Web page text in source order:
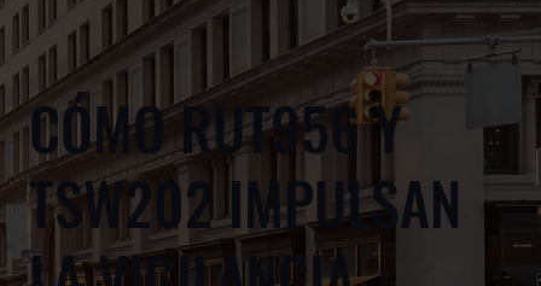
CÓMO RUT956 Y
TSW202 IMPULSAN